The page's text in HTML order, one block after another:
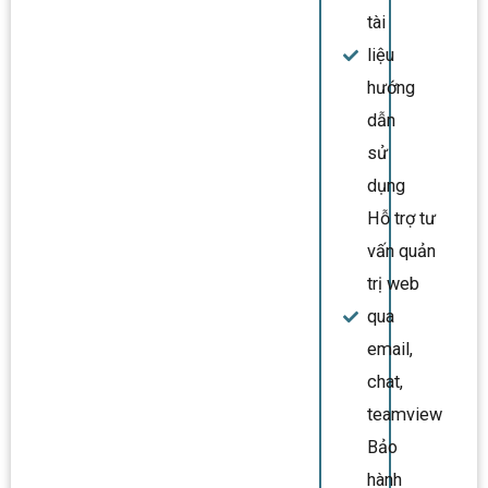
tài
liệu
hướng
dẫn
sử
dụng
Hỗ trợ tư
vấn quản
trị web
qua
email,
chat,
teamview
Bảo
hành